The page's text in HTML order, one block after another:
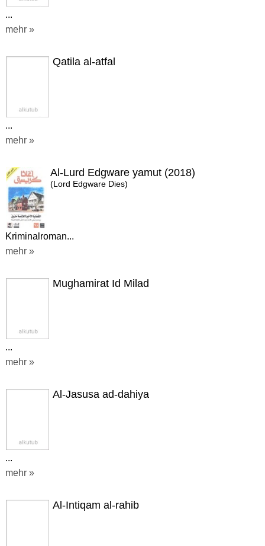
...
mehr »
Qatila al-atfal
...
mehr »
Al-Lurd Edgware yamut (2018)
(Lord Edgware Dies)
Kriminalroman...
mehr »
Mughamirat Id Milad
...
mehr »
Al-Jasusa ad-dahiya
...
mehr »
Al-Intiqam al-rahib